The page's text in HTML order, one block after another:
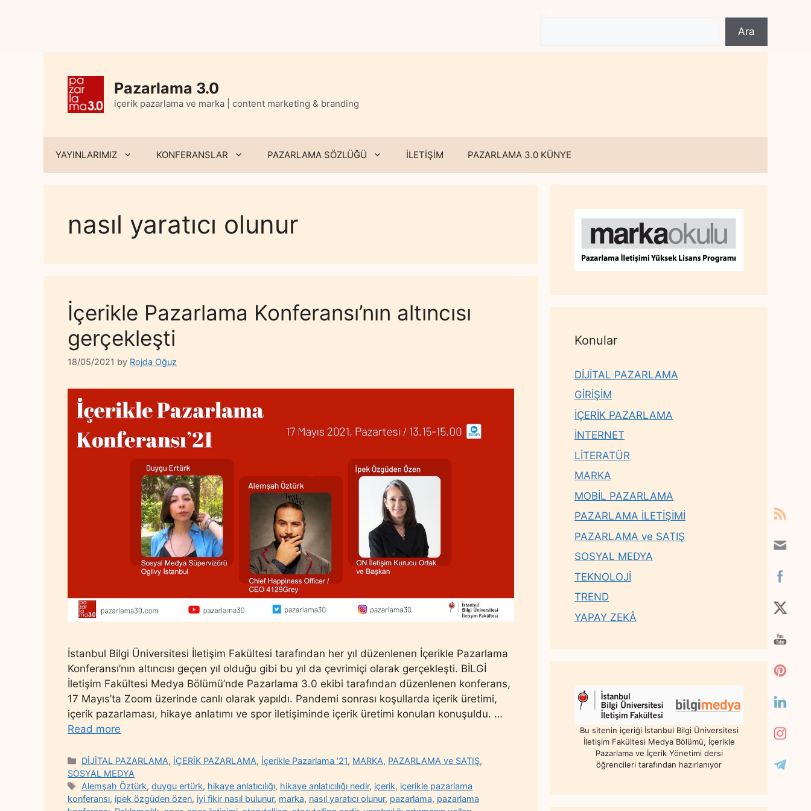
Ara
Pazarlama 3.0
içerik pazarlama ve marka | content marketing & branding
YAYINLARIMIZ KONFERANSLAR PAZARLAMA SÖZLÜĞÜ İLETİŞİM PAZARLAMA 3.0 KÜNYE
nasıl yaratıcı olunur
İçerikle Pazarlama Konferansı’nın altıncısı
gerçekleşti
18/05/2021 by Rojda Oğuz
İstanbul Bilgi Üniversitesi İletişim Fakültesi tarafından her yıl düzenlenen İçerikle Pazarlama
Konferansı’nın altıncısı geçen yıl olduğu gibi bu yıl da çevrimiçi olarak gerçekleşti. BİLGİ
İletişim Fakültesi Medya Bölümü’nde Pazarlama 3.0 ekibi tarafından düzenlenen konferans,
17 Mayıs’ta Zoom üzerinde canlı olarak yapıldı. Pandemi sonrası koşullarda içerik üretimi,
içerik pazarlaması, hikaye anlatımı ve spor iletişiminde içerik üretimi konuları konuşuldu. …
Read more
Categories
DİJİTAL PAZARLAMA, İÇERİK PAZARLAMA, İçerikle Pazarlama '21, MARKA, PAZARLAMA ve SATIŞ,
SOSYAL MEDYA
Tags
Alemşah Öztürk,duygu ertürk, hikaye anlatıcılığı, hikaye anlatıcılığı nedir, içerik, içerikle pazarlama
konferansı, ipek özgüden özen, iyi fikir nasıl bulunur, marka, nasıl yaratıcı olunur, pazarlama, pazarlama
Konular
DİJİTAL PAZARLAMA
GİRİŞİM
İÇERİK PAZARLAMA
İNTERNET
LİTERATÜR
MARKA
MOBİL PAZARLAMA
PAZARLAMA İLETİŞİMİ
PAZARLAMA ve SATIŞ
SOSYAL MEDYA
TEKNOLOJİ
TREND
YAPAY ZEKÂ
Bu sitenin içeriği İstanbul Bilgi Üniversitesi
İletişim Fakültesi Medya Bölümü, İçerikle
Pazarlama ve İçerik Yönetimi dersi
öğrencileri tarafından hazırlanıyor